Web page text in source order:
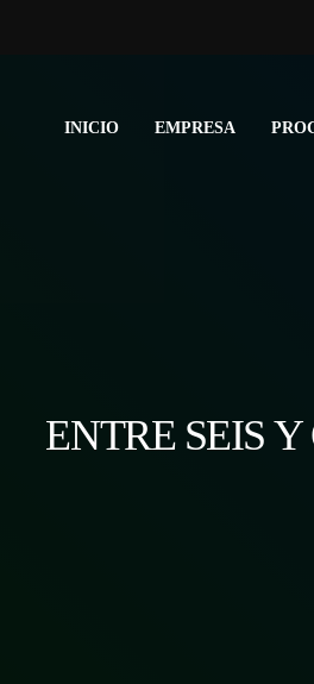
INICIO EMPRESA
ENTRE SEIS